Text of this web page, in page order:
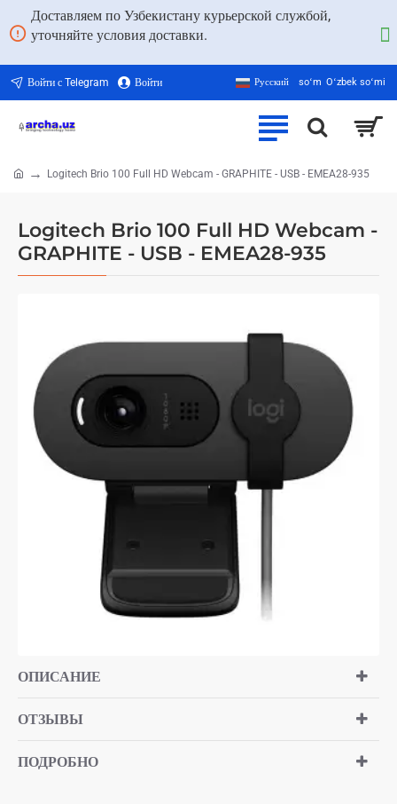
Доставляем по Узбекистану курьерской службой,
уточняйте условия доставки.
Войти с Telegram Войти Русский soʻm Oʻzbek soʻmi
Logitech Brio 100 Full HD Webcam -
GRAPHITE - USB - EMEA28-935
Logitech Brio 100 Full HD Webcam - GRAPHITE - USB - EMEA28-935
ОПИСАНИЕ
ОТЗЫВЫ
ПОДРОБНО